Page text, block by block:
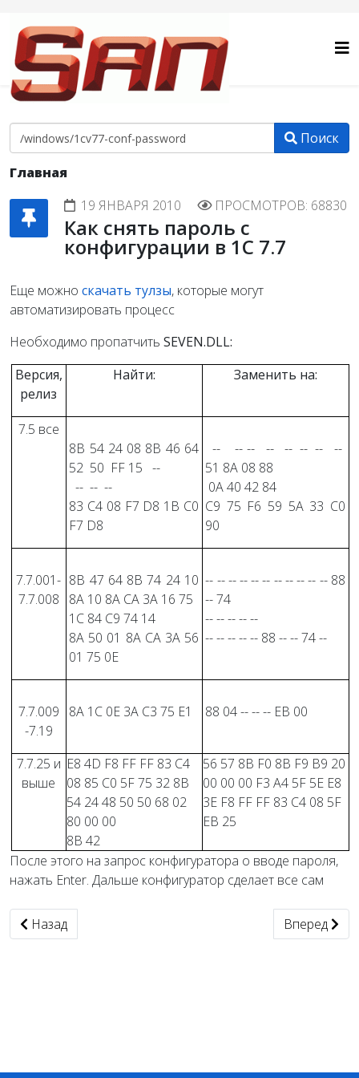
Поиск
Главная
19 ЯНВАРЯ 2010
ПРОСМОТРОВ: 68830
Как снять пароль с
конфигурации в 1С 7.7
Еще можно скачать тулзы, которые могут
автоматизировать процесс
Необходимо пропатчить SEVEN.DLL:
Версия,
релиз
Найти: Заменить на:
7.5 все
8B 54 24 08 8B 46 64
52 50 FF 15 --
-- -- --
83 C4 08 F7 D8 1B C0
F7 D8
-- -- -- -- -- -- -- --
51 8A 08 88
0A 40 42 84
C9 75 F6 59 5A 33 C0
90
7.7.001-
7.7.008
8B 47 64 8B 74 24 10
8A 10 8A CA 3A 16 75
1C 84 C9 74 14
8A 50 01 8A CA 3A 56
01 75 0E
-- -- -- -- -- -- -- -- -- -- -- 88
-- 74
-- -- -- -- --
-- -- -- -- -- 88 -- -- 74 --
7.7.009
-7.19
8A 1C 0E 3A C3 75 E1 88 04 -- -- -- EB 00
7.7.25 и
выше
E8 4D F8 FF FF 83 C4
08 85 C0 5F 75 32 8B
54 24 48 50 50 68 02
80 00 00
8B 42
56 57 8B F0 8B F9 B9 20
00 00 00 F3 A4 5F 5E E8
3E F8 FF FF 83 C4 08 5F
EB 25
После этого на запрос конфигуратора о вводе пароля,
нажать Enter. Дальше конфигуратор сделает все сам
Предыдущий: Microsoft Office 2010
Назад Следующий:
Вперед